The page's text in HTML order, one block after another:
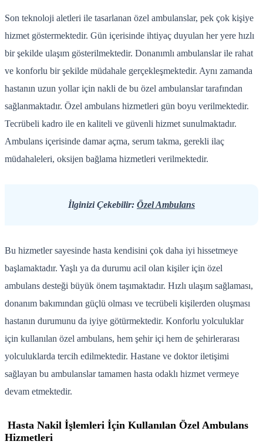
Son teknoloji aletleri ile tasarlanan özel ambulanslar, pek çok kişiye
hizmet göstermektedir. Gün içerisinde ihtiyaç duyulan her yere hızlı
bir şekilde ulaşım gösterilmektedir. Donanımlı ambulanslar ile rahat
ve konforlu bir şekilde müdahale gerçekleşmektedir. Aynı zamanda
hastanın uzun yollar için nakli de bu özel ambulanslar tarafından
sağlanmaktadır. Özel ambulans hizmetleri gün boyu verilmektedir.
Tecrübeli kadro ile en kaliteli ve güvenli hizmet sunulmaktadır.
Ambulans içerisinde damar açma, serum takma, gerekli ilaç
müdahaleleri, oksijen bağlama hizmetleri verilmektedir.
İlginizi Çekebilir: Özel Ambulans
Bu hizmetler sayesinde hasta kendisini çok daha iyi hissetmeye
başlamaktadır. Yaşlı ya da durumu acil olan kişiler için özel
ambulans desteği büyük önem taşımaktadır. Hızlı ulaşım sağlaması,
donanım bakımından güçlü olması ve tecrübeli kişilerden oluşması
hastanın durumunu da iyiye götürmektedir. Konforlu yolculuklar
için kullanılan özel ambulans, hem şehir içi hem de şehirlerarası
yolculuklarda tercih edilmektedir. Hastane ve doktor iletişimi
sağlayan bu ambulanslar tamamen hasta odaklı hizmet vermeye
devam etmektedir.
Hasta Nakil İşlemleri İçin Kullanılan Özel Ambulans
Hizmetleri